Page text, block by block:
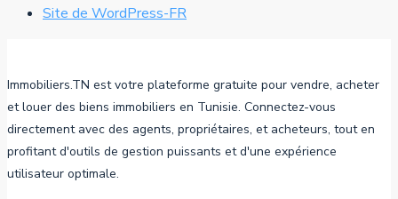
Site de WordPress-FR
Immobiliers.TN est votre plateforme gratuite pour vendre, acheter
et louer des biens immobiliers en Tunisie. Connectez-vous
directement avec des agents, propriétaires, et acheteurs, tout en
profitant d'outils de gestion puissants et d'une expérience
utilisateur optimale.